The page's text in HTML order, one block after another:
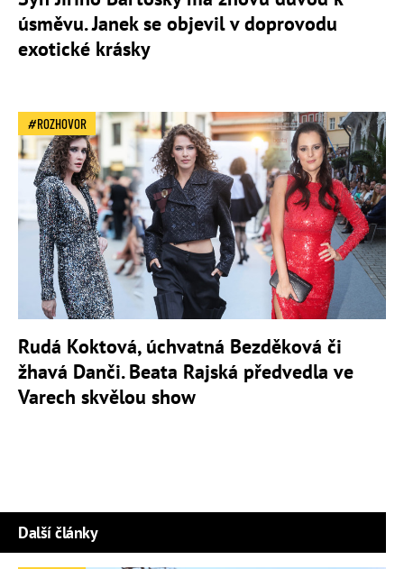
úsměvu. Janek se objevil v doprovodu
exotické krásky
ROZHOVOR
Rudá Koktová, úchvatná Bezděková či
žhavá Danči. Beata Rajská předvedla ve
Varech skvělou show
Další články